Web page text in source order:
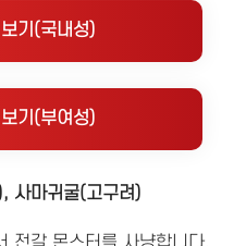
기(국내성)
기(부여성)
사마귀굴(고구려)